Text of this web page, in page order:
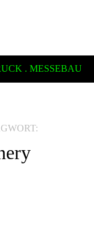
. MESSEBAU